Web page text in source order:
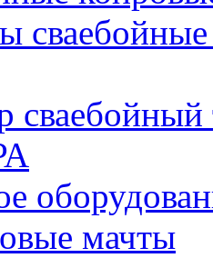
сваебойный
мачты